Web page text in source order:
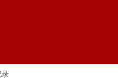
录